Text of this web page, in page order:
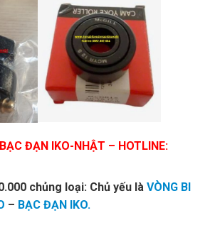
ĐẠN IKO-NHẬT – HOTLINE:
chủng loại: Chủ yếu là VÒNG BI
– BẠC ĐẠN IKO.